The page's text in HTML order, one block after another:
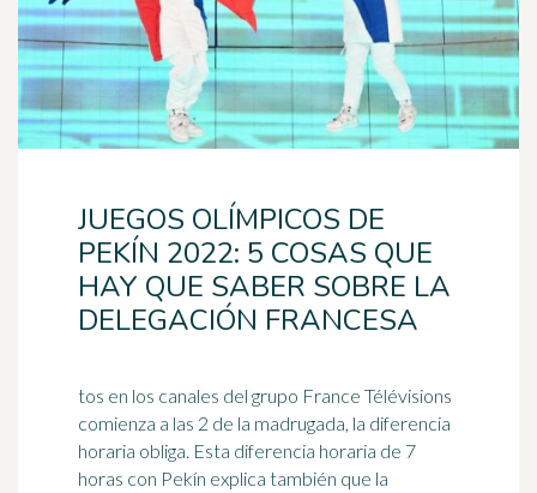
JUEGOS OLÍMPICOS DE
PEKÍN 2022: 5 COSAS QUE
HAY QUE SABER SOBRE LA
DELEGACIÓN FRANCESA
tos en los canales del grupo France Télévisions
comienza a las 2 de la madrugada, la diferencia
horaria obliga. Esta diferencia horaria de 7
horas con Pekín explica también que la